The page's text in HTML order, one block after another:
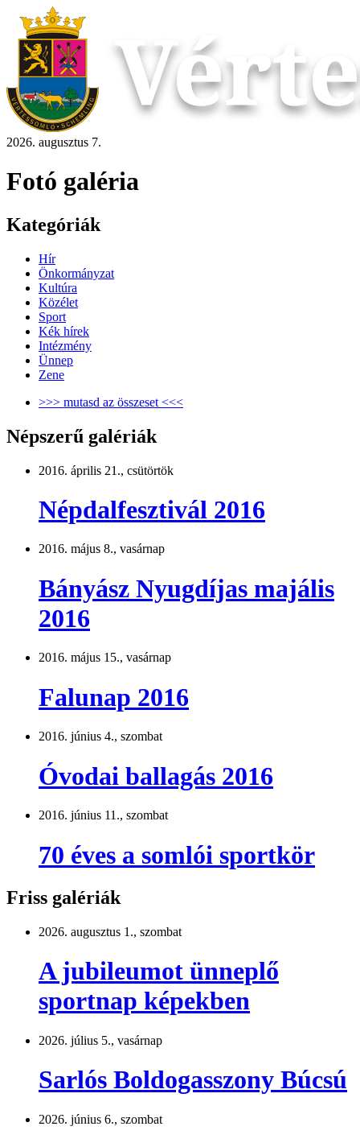
2026. augusztus 7.
Fotó galéria
Kategóriák
Hír
Önkormányzat
Kultúra
Közélet
Sport
Kék hírek
Intézmény
Ünnep
Zene
>>> mutasd az összeset <<<
Népszerű galériák
2016. április 21., csütörtök
Népdalfesztivál 2016
2016. május 8., vasárnap
Bányász Nyugdíjas majális
2016
2016. május 15., vasárnap
Falunap 2016
2016. június 4., szombat
Óvodai ballagás 2016
2016. június 11., szombat
70 éves a somlói sportkör
Friss galériák
2026. augusztus 1., szombat
A jubileumot ünneplő
sportnap képekben
2026. július 5., vasárnap
Sarlós Boldogasszony Búcsú
2026. június 6., szombat